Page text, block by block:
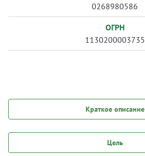
0268980586
ОГРН
1130200003735
Краткое описание
Цель